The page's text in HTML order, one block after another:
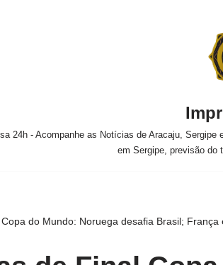
24h - Acompanhe as Notícias de Aracaju,
em Sergipe, previsão do
do Mundo: Noruega desafia Brasil; França